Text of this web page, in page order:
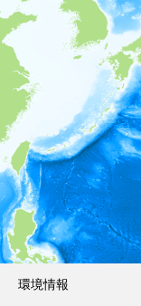
環境情報